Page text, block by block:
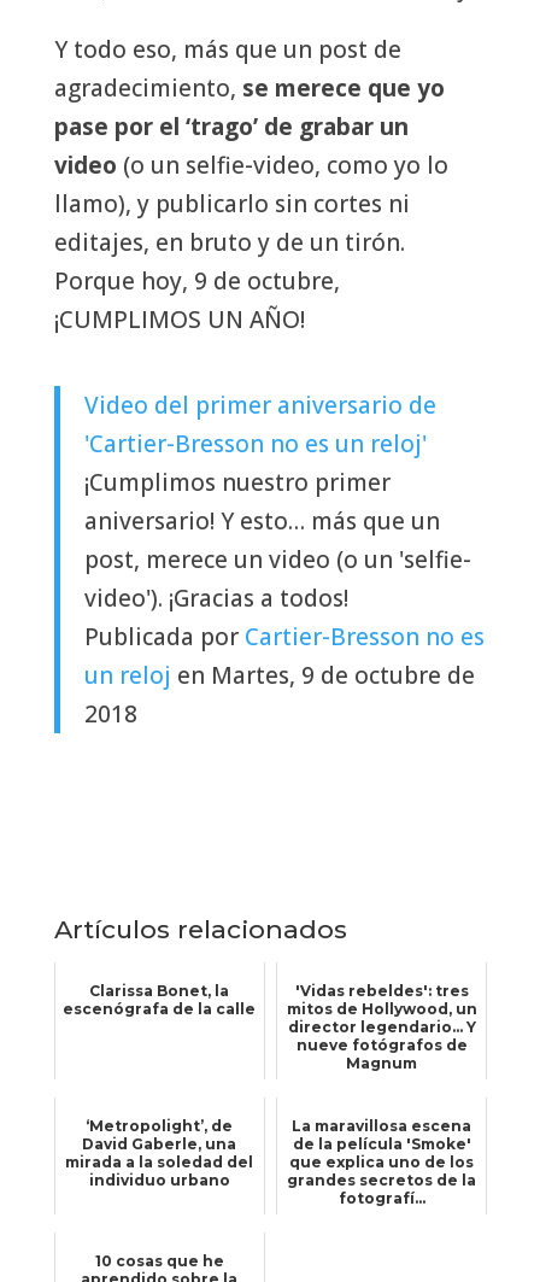
Y todo eso, más que un post de
agradecimiento, se merece que yo
pase por el ‘trago’ de grabar un
video (o un selfie-video, como yo lo
llamo), y publicarlo sin cortes ni
editajes, en bruto y de un tirón.
Porque hoy, 9 de octubre,
¡CUMPLIMOS UN AÑO!
Video del primer aniversario de
'Cartier-Bresson no es un reloj'
¡Cumplimos nuestro primer
aniversario! Y esto… más que un
post, merece un video (o un 'selfie-
video'). ¡Gracias a todos!
Publicada por Cartier-Bresson no es
un reloj en Martes, 9 de octubre de
2018
Artículos relacionados
Clarissa Bonet, la
escenógrafa de la calle
'Vidas rebeldes': tres
mitos de Hollywood, un
director legendario… Y
nueve fotógrafos de
Magnum
‘Metropolight’, de
David Gaberle, una
mirada a la soledad del
individuo urbano
La maravillosa escena
de la película 'Smoke'
que explica uno de los
grandes secretos de la
fotografí...
10 cosas que he